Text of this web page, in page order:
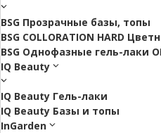
BSG Прозрачные базы, топы
BSG COLLORATION HARD
BSG Однофазные гель-лаки
IQ Beauty
IQ Beauty Гель-лаки
IQ Beauty Базы и топы
InGarden